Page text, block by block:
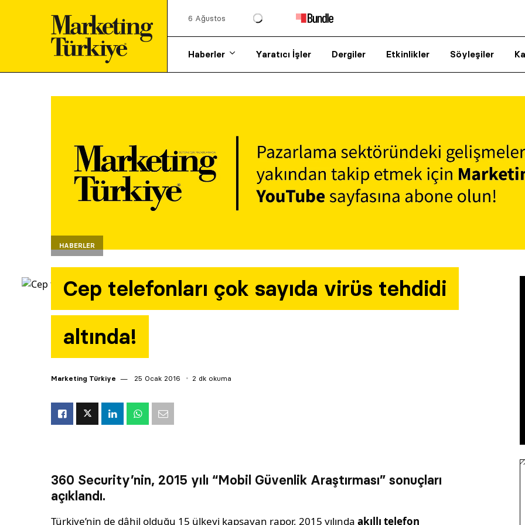
6 Ağustos
Haberler Yaratıcı İşler Dergiler Etkinlikler Söyleşiler
HABERLER
Cep telefonları çok sayıda virüs tehdidi
altında!
Marketing Türkiye 25 Ocak 2016 2 dk okuma
360 Security’nin, 2015 yılı “Mobil Güvenlik Araştırması” sonuçları
açıklandı.
Türkiye’nin de dâhil olduğu 15 ülkeyi kapsayan rapor, 2015 yılındaakıllı telefon